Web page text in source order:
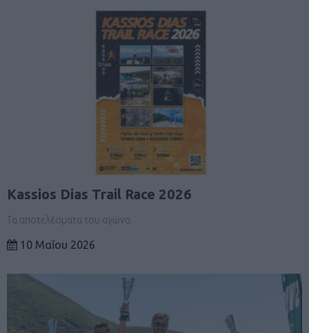
Kassios Dias Trail Race 2026
Τα αποτελέσματα του αγώνα
10 Μαΐου 2026